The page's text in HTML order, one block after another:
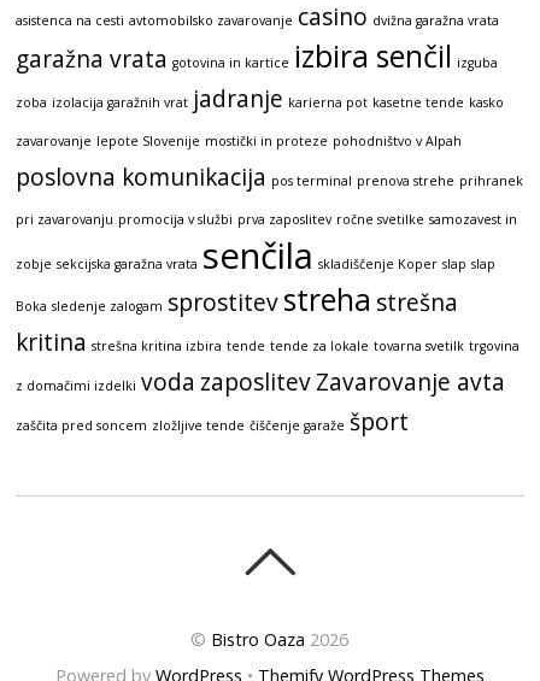
asistenca na cesti avtomobilsko zavarovanje casino dvižna garažna vrata
garažna vrata gotovina in kartice izbira senčil izguba
zoba izolacija garažnih vrat jadranje karierna pot kasetne tende kasko
zavarovanje lepote Slovenije mostički in proteze pohodništvo v Alpah
poslovna komunikacija pos terminal prenova strehe prihranek
pri zavarovanju promocija v službi prva zaposlitev ročne svetilke samozavest in
zobje sekcijska garažna vrata senčila skladiščenje Koper slap slap
Boka sledenje zalogam sprostitevstreha strešna
kritina strešna kritina izbira tende tende za lokale tovarna svetilk trgovina
z domačimi izdelki voda zaposlitevZavarovanje avta
zaščita pred soncem zložljive tende čiščenje garaže šport
© Bistro Oaza 2026
Powered by WordPress • Themify WordPress Themes